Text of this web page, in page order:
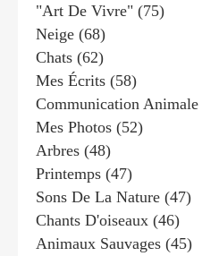
"art De Vivre" (75)
Neige (68)
Chats (62)
Mes Écrits (58)
Communication Animale
Mes Photos (52)
Arbres (48)
Printemps (47)
Sons De La Nature (47)
Chants D'oiseaux (46)
Animaux Sauvages (45)